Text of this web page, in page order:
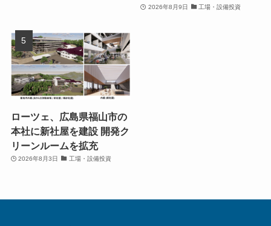
2026年8月9日 工場・設備投資
ローツェ、広島県福山市の
本社に新社屋を建設 開発ク
リーンルームを拡充
2026年8月3日 工場・設備投資